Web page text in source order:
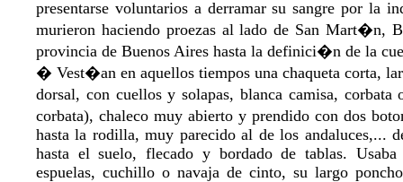
presentarse voluntarios a derramar su sangre por la
murieron haciendo proezas al lado de San
provincia de Buenos Aires hasta la definici�n de la
� Vest�an en aquellos tiempos una chaqueta corta,
dorsal, con cuellos y solapas, blanca camisa,
corbata), chaleco muy abierto y prendido con dos
hasta la rodilla, muy parecido al de los andaluces,...
hasta el suelo, flecado y bordado de tablas.
espuelas, cuchillo o navaja de cinto, su largo